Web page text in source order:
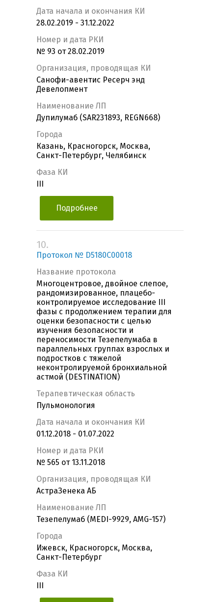
Дата начала и окончания КИ
28.02.2019 - 31.12.2022
Номер и дата РКИ
№ 93 от 28.02.2019
Организация, проводящая КИ
Санофи-авентис Ресерч энд
Девелопмент
Наименование ЛП
Дупилумаб (SAR231893, REGN668)
Города
Казань, Красногорск, Москва,
Санкт-Петербург, Челябинск
Фаза КИ
Подробнее
10.
Протокол № D5180С00018
Название протокола
Многоцентровое, двойное слепое,
рандомизированное, плацебо-
контролируемое исследование III
фазы c продолжением терапии для
оценки безопасности с целью
изучения безопасности и
переносимости Тезепелумаба в
параллельных группах взрослых и
подростков с тяжелой
неконтролируемой бронхиальной
астмой (DESTINATION)
Терапевтическая область
Пульмонология
Дата начала и окончания КИ
01.12.2018 - 01.07.2022
Номер и дата РКИ
№ 565 от 13.11.2018
Организация, проводящая КИ
АстраЗенека АБ
Наименование ЛП
Тезепелумаб (MEDI-9929, AMG-157)
Города
Ижевск, Красногорск, Москва,
Санкт-Петербург
Фаза КИ